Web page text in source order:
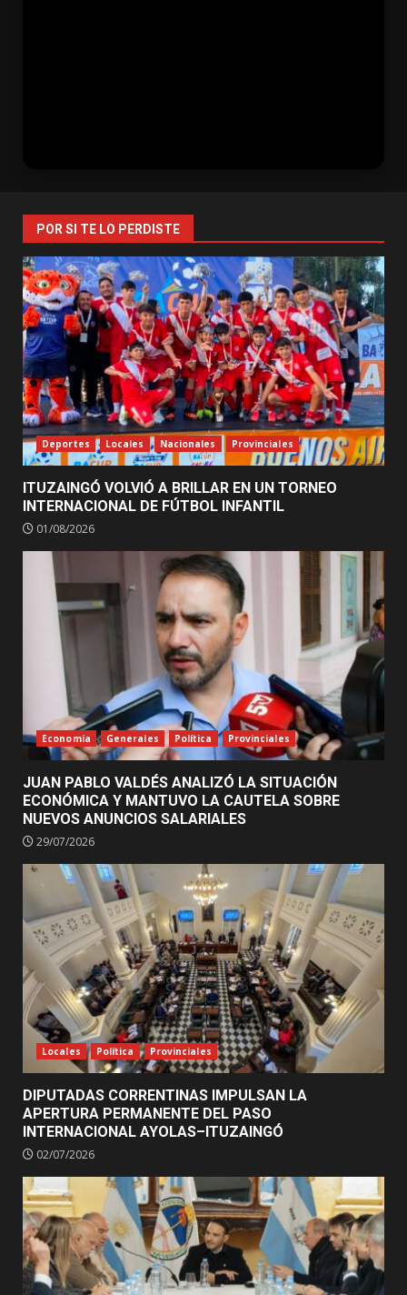
POR SI TE LO PERDISTE
Deportes Locales Nacionales Provinciales
ITUZAINGÓ VOLVIÓ A BRILLAR EN UN TORNEO
INTERNACIONAL DE FÚTBOL INFANTIL
01/08/2026
Economía Generales Política Provinciales
JUAN PABLO VALDÉS ANALIZÓ LA SITUACIÓN
ECONÓMICA Y MANTUVO LA CAUTELA SOBRE
NUEVOS ANUNCIOS SALARIALES
29/07/2026
Locales Política Provinciales
DIPUTADAS CORRENTINAS IMPULSAN LA
APERTURA PERMANENTE DEL PASO
INTERNACIONAL AYOLAS–ITUZAINGÓ
02/07/2026